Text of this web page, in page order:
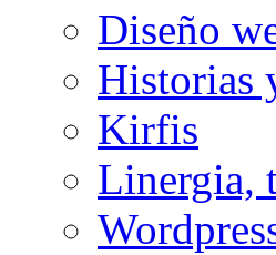
Diseño
Historias
Kirfis
Linergia,